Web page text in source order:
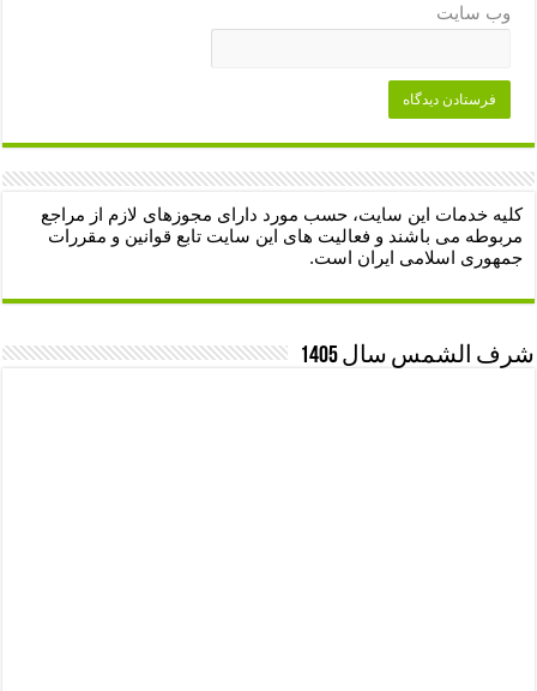
وب‌ سایت
کلیه خدمات این سایت، حسب مورد دارای مجوزهای لازم از مراجع
مربوطه می باشند و فعالیت های این سایت تابع قوانین و مقررات
جمهوری اسلامی ایران است.
شرف الشمس سال 1405